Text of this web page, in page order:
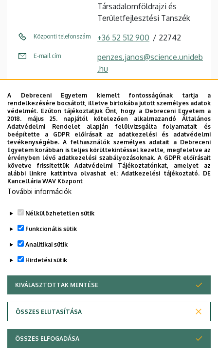
Társadalomföldrajzi és
Területfejlesztési Tanszék
Központi telefonszám +36 52 512 900 22742
E-mail cím
penzes.janos@science.unideb
.hu
Cím
4032 Debrecen, Egyetem tér
1.
Épület
Matematikai és
Földtudományi épület
Emelet, ajtó 1. emelet, 118 (oktatói szoba)
Weboldal
Adatvédelem
A Debreceni Egyetem kiemelt fontosságúnak tartja a
rendelkezésére bocsátott, illetve birtokába jutott személyes adatok
védelmét. Ezúton tájékoztatjuk Önt, hogy a Debreceni Egyetem a
2018. május 25. napjától kötelezően alkalmazandó Általános
Adatvédelmi Rendelet alapján felülvizsgálta folyamatait és
beépítette a GDPR előírásait az adatkezelési és adatvédelmi
tevékenységébe. A felhasználók személyes adatait a Debreceni
Egyetem korábban is teljes körültekintéssel kezelte, megfelelve az
érvényben lévő adatkezelési szabályozásoknak. A GDPR előírásait
követve frissítettük Adatvédelmi Tájékoztatónkat, amelyet az
alábbi linkre kattintva olvashat el:Adatkezelési tájékoztató. DE
Kancellária WAV Központ
További információk
Nélkülözhetetlen sütik
Funkcionális sütik
Analitikai sütik
Hirdetési sütik
KIVÁLASZTOTTAK MENTÉSE
ÖSSZES ELUTASÍTÁSA
WITHDRAW CONSENT
ÖSSZES ELFOGADÁSA